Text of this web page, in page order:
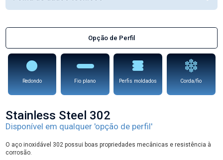
Opção de Perfil
Redondo Fio plano Perfis moldados Corda/fio
Stainless Steel 302
Disponível em qualquer 'opção de perfil'
O aço inoxidável 302 possui boas propriedades mecânicas e resistência à
corrosão.